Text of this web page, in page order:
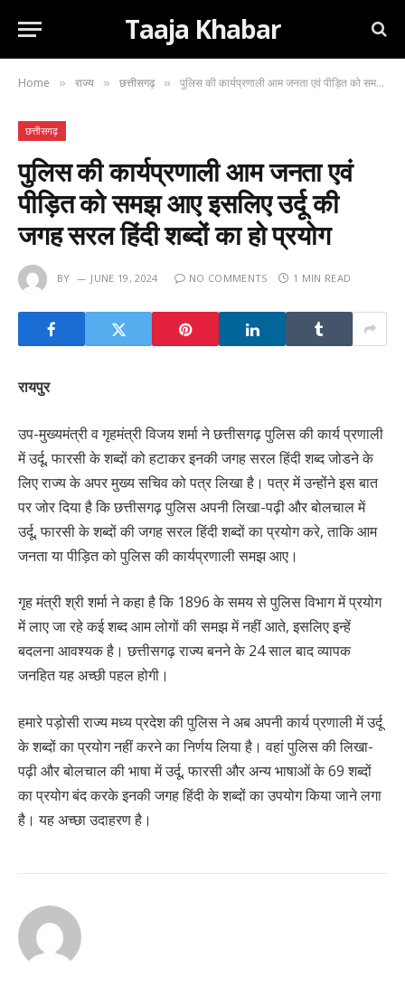
Taaja Khabar
Home » राज्य » छत्तीसगढ़ » पुलिस की कार्यप्रणाली आम जनता एवं पीड़ित को समझ आए इसलिए उर्दू की जगह सरल हिंदी शब्दों का हो प्रयोग
छत्तीसगढ़
पुलिस की कार्यप्रणाली आम जनता एवं
पीड़ित को समझ आए इसलिए उर्दू की
जगह सरल हिंदी शब्दों का हो प्रयोग
BY JUNE 19, 2024 NO COMMENTS 1 MIN READ
रायपुर
उप-मुख्यमंत्री व गृहमंत्री विजय शर्मा ने छत्तीसगढ़ पुलिस की कार्य प्रणाली
में उर्दू, फारसी के शब्दों को हटाकर इनकी जगह सरल हिंदी शब्द जोडने के
लिए राज्य के अपर मुख्य सचिव को पत्र लिखा है। पत्र में उन्होंने इस बात
पर जोर दिया है कि छत्तीसगढ़ पुलिस अपनी लिखा-पढ़ी और बोलचाल में
उर्दू, फारसी के शब्दों की जगह सरल हिंदी शब्दों का प्रयोग करे, ताकि आम
जनता या पीड़ित को पुलिस की कार्यप्रणाली समझ आए।
गृह मंत्री श्री शर्मा ने कहा है कि 1896 के समय से पुलिस विभाग में प्रयोग
में लाए जा रहे कई शब्द आम लोगों की समझ में नहीं आते, इसलिए इन्हें
बदलना आवश्यक है। छत्तीसगढ़ राज्य बनने के 24 साल बाद व्यापक
जनहित यह अच्छी पहल होगी।
हमारे पड़ोसी राज्य मध्य प्रदेश की पुलिस ने अब अपनी कार्य प्रणाली में उर्दू
के शब्दों का प्रयोग नहीं करने का निर्णय लिया है। वहां पुलिस की लिखा-
पढ़ी और बोलचाल की भाषा में उर्दू, फारसी और अन्य भाषाओं के 69 शब्दों
का प्रयोग बंद करके इनकी जगह हिंदी के शब्दों का उपयोग किया जाने लगा
है। यह अच्छा उदाहरण है।